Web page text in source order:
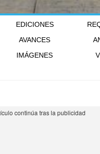
EDICIONES
AVANCES
IMÁGENES